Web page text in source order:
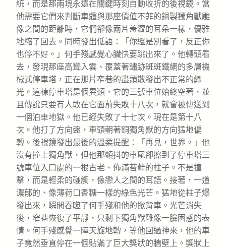
統，而是那兩塊永遠在關鍵時刻自動收折的後視鏡。當
他需要它們來判斷車體與那座價值不菲的銅製獨角獸雕
像之間的距離時，它們卻像兩片羞澀的耳朵一樣，優雅
地縮了回去。同時發出低語：「你還是別看了，反正你
也停不好。」何手殘感覺心臟快要跳出來了。他轉頭看
去，發現那座高聳入雲、覆蓋著鏽跡斑斑鐵網的多層機
械式停車塔，正在那片窄巷的盡頭散發出不正常的綠
光。這棟停車塔是個異類，它的三號車位始終空著，並
且傳說只要有人敢在它面前失敗十八次，就會被傳送到
一個泊車地獄。他已經失敗了十七次。現在是第十八
次。他打了方向盤，車頭朝著銅獨角獸的方向猛地偏
轉。後視鏡發出最後的溫柔提醒：「再見，世界。」他
沒有撞上獨角獸，但他那顫抖的車尾卻擦到了停車塔三
號車位入口處的一根古老、佈滿苔蘚的柱子。不是撞
擊，而是輕柔的碰觸，像戀人之間的耳語。接著，一道
濃郁的、像薄荷口香糖一樣的綠色光芒。猛地從柱子爆
發出來，瞬間吞噬了何手殘和他的掀背車。光芒消失
後，窄巷恢復了平靜，只剩下獨角獸雕像一臉困惑的表
情。何手殘感覺一陣天旋地轉，等他回過神來，他的車
子竟然垂直停在一個貼滿了巨大獎狀的牆壁上。獎狀上